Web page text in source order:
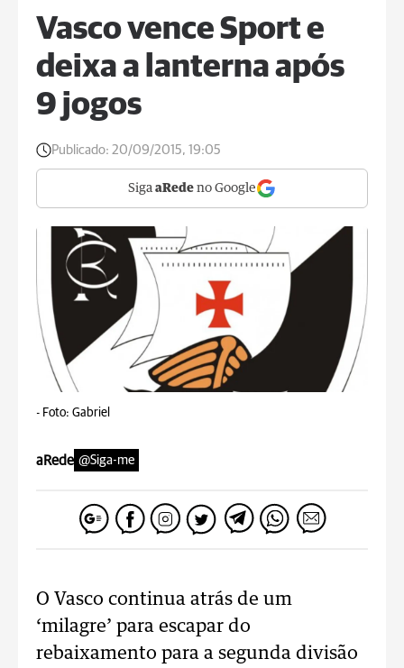
Vasco vence Sport e
deixa a lanterna após
9 jogos
Publicado: 20/09/2015, 19:05
Siga aRede no Google
- Foto: Gabriel
aRede @Siga-me
O Vasco continua atrás de um
‘milagre’ para escapar do
rebaixamento para a segunda divisão